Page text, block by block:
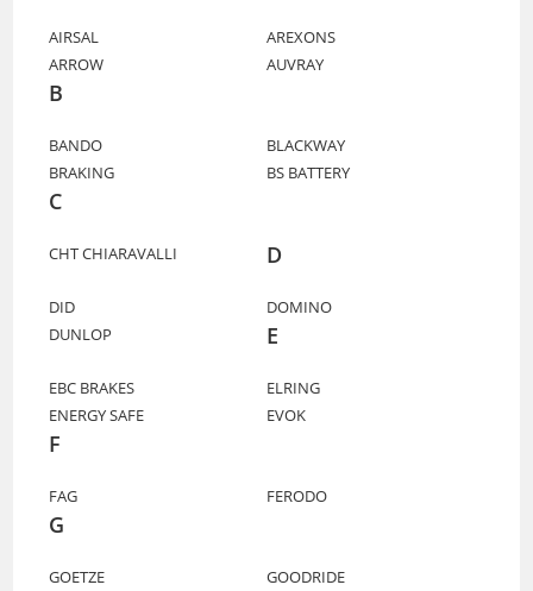
AIRSAL
AREXONS
ARROW
AUVRAY
B
BANDO
BLACKWAY
BRAKING
BS BATTERY
C
CHT CHIARAVALLI D
DID
DOMINO
DUNLOP
E
EBC BRAKES
ELRING
ENERGY SAFE
EVOK
F
FAG FERODO
G
GOETZE
GOODRIDE